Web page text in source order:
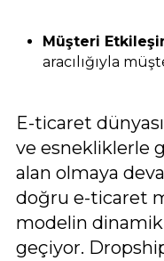
Müşteri
aracılığıyla
E-ticaret
ve esnekliklerle
alan olmaya
doğru e-ticaret
modelin
geçiyor.